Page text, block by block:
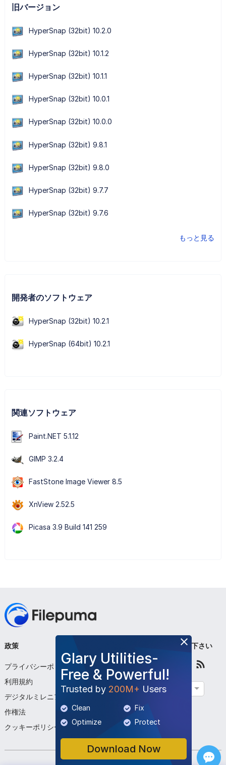
旧バージョン
HyperSnap (32bit) 10.2.0
HyperSnap (32bit) 10.1.2
HyperSnap (32bit) 10.1.1
HyperSnap (32bit) 10.0.1
HyperSnap (32bit) 10.0.0
HyperSnap (32bit) 9.8.1
HyperSnap (32bit) 9.8.0
HyperSnap (32bit) 9.7.7
HyperSnap (32bit) 9.7.6
もっと見る
開発者のソフトウェア
HyperSnap (32bit) 10.2.1
HyperSnap (64bit) 10.2.1
関連ソフトウェア
Paint.NET 5.1.12
GIMP 3.2.4
FastStone Image Viewer 8.5
XnView 2.52.5
Picasa 3.9 Build 141 259
Glary Utilities-
Free & Powerful!
Trusted by 200M+ Users
Clean
Fix
Optimize
Protect
Download Now
政策
プライバシーポリシー
利用規約
デジタルミレニアム著
作権法
クッキーポリシー
私たちについて
お問い合わせください
プログラムを提出する
フォローして下さい
日本語